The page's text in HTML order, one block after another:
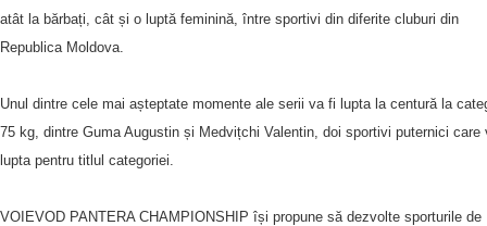
atât la bărbați, cât și o luptă feminină, între sportivi din diferite cluburi din
Republica Moldova.
Unul dintre cele mai așteptate momente ale serii va fi lupta la centură la
75 kg, dintre Guma Augustin și Medvițchi Valentin, doi sportivi puternici care
lupta pentru titlul categoriei.
VOIEVOD PANTERA CHAMPIONSHIP își propune să dezvolte sporturile de